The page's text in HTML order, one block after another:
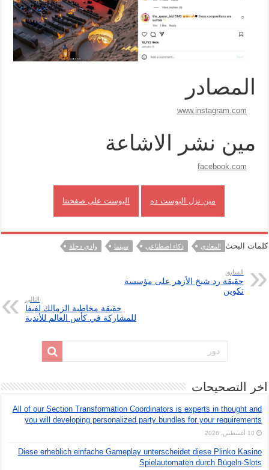
المصادر
www.instagram.com
مين نشر الاشاعة
facebook.com
مين نزل البوست ده البوست على صفحتنا
كلمات البحث المعادي ذكاء اصطناعي سينما وادي دجلة
السابق
حقيقة رد شيخ الأزهر على مؤسسة
تكوين
التالي
حقيقة مخاطبة الزمالك لفيفا
للمشاركة في كأس العالم للأندية
اخر التصحيحات
All of our Section Transformation Coordinators is experts in thought and
you will developing personalized party bundles for your requirements
10 أغسطس، 2026
Diese erheblich einfache Gameplay unterscheidet diese Plinko Kasino
Spielautomaten durch Bügeln-Slots